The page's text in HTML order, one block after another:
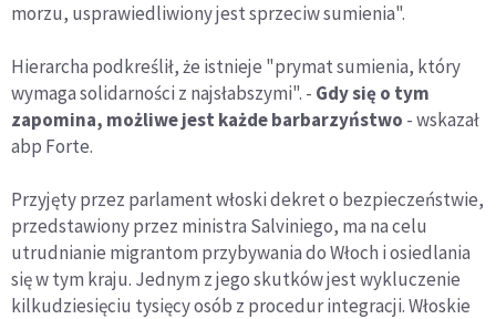
morzu, usprawiedliwiony jest sprzeciw sumienia".
Hierarcha podkreślił, że istnieje "prymat sumienia, który
wymaga solidarności z najsłabszymi". - Gdy się o tym
zapomina, możliwe jest każde barbarzyństwo - wskazał
abp Forte.
Przyjęty przez parlament włoski dekret o bezpieczeństwie,
przedstawiony przez ministra Salviniego, ma na celu
utrudnianie migrantom przybywania do Włoch i osiedlania
się w tym kraju. Jednym z jego skutków jest wykluczenie
kilkudziesięciu tysięcy osób z procedur integracji. Włoskie